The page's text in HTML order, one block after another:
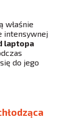
właśnie
intensywnej
laptopa
do jego